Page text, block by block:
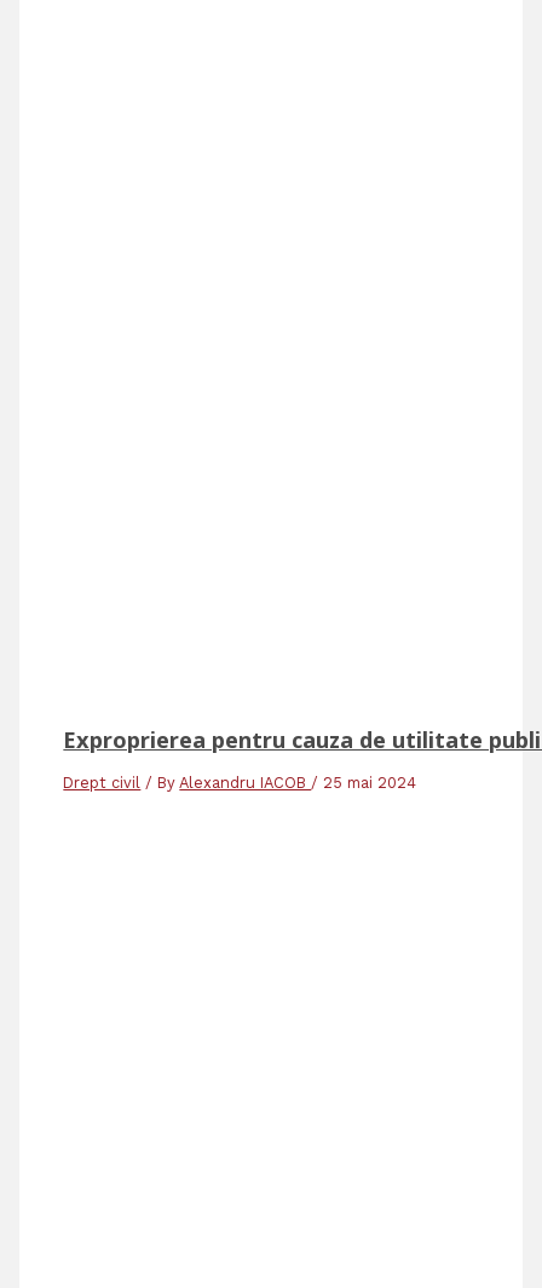
Exproprierea pentru cauza de utilitate
Drept civil / ByAlexandru IACOB /25 mai 2024